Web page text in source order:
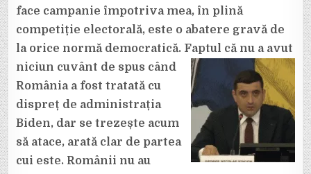
face campanie împotriva mea, în plină
competiție electorală, este o abatere gravă de
la orice normă democratică. Faptul că nu a avut
niciun cuvânt de spus când
România a fost tratată cu
dispreț de administrația
Biden, dar se trezește acum
să atace, arată clar de partea
cui este. Românii nu au